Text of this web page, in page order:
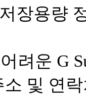
저장용량
려운 G
소 및 연